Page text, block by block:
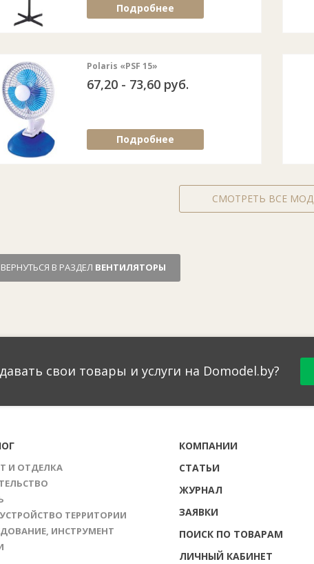
Подробнее
Polaris «PSF 15»
67,20 - 73,60 руб.
Подробнее
СМОТРЕТЬ ВСЕ
ВЕРНУТЬСЯ В РАЗДЕЛ ВЕНТИЛЯТОРЫ
свои товары и услуги на Domodel.by?
И ОТДЕЛКА
ТЕРРИТОРИИ
ИНСТРУМЕНТ
КОМПАНИИ
СТАТЬИ
ЖУРНАЛ
ЗАЯВКИ
ПОИСК ПО ТОВАРАМ
ЛИЧНЫЙ КАБИНЕТ